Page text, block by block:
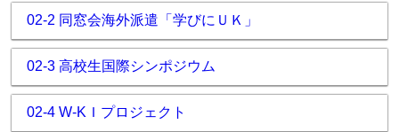
02-2 同窓会海外派遣「学びにＵＫ」
02-3 高校生国際シンポジウム
02-4 W-KＩプロジェクト